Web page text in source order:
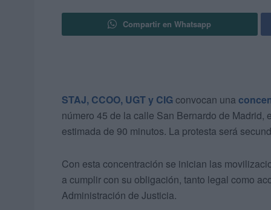
Compartir en Whatsapp
STAJ, CCOO, UGT y CIG convocan una
número 45 de la calle San Bernardo de
estimada de 90 minutos. La protesta será
Con esta concentración se inician las
a cumplir con su obligación, tanto legal como
Administración de Justicia.